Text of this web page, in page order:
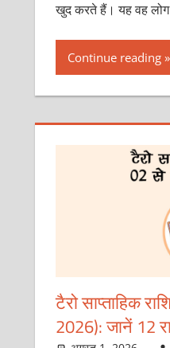
खुद करते हैं। यह वह लोग
Continue reading
टैरो साप्ताहिक
2026): जानें 12